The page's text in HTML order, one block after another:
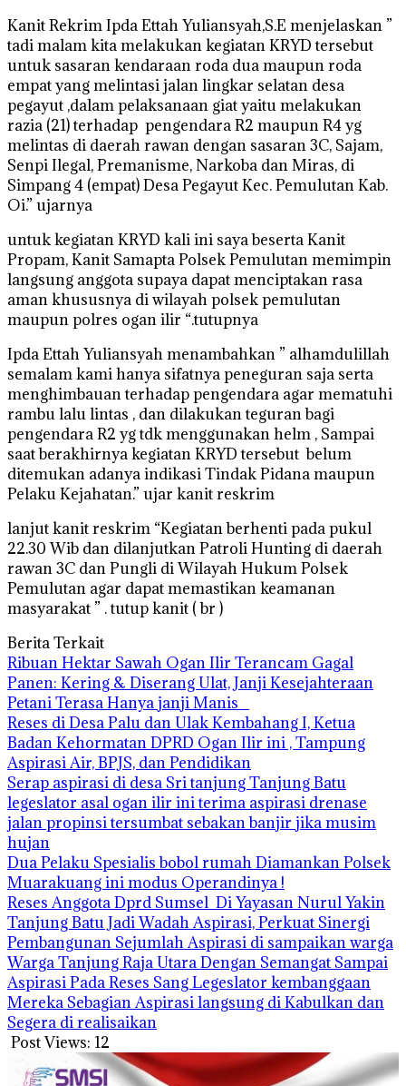
Kanit Rekrim Ipda Ettah Yuliansyah,S.E menjelaskan ”
tadi malam kita melakukan kegiatan KRYD tersebut
untuk sasaran kendaraan roda dua maupun roda
empat yang melintasi jalan lingkar selatan desa
pegayut ,dalam pelaksanaan giat yaitu melakukan
razia (21) terhadap pengendara R2 maupun R4 yg
melintas di daerah rawan dengan sasaran 3C, Sajam,
Senpi Ilegal, Premanisme, Narkoba dan Miras, di
Simpang 4 (empat) Desa Pegayut Kec. Pemulutan Kab.
Oi.” ujarnya
untuk kegiatan KRYD kali ini saya beserta Kanit
Propam, Kanit Samapta Polsek Pemulutan memimpin
langsung anggota supaya dapat menciptakan rasa
aman khususnya di wilayah polsek pemulutan
maupun polres ogan ilir “.tutupnya
Ipda Ettah Yuliansyah menambahkan ” alhamdulillah
semalam kami hanya sifatnya peneguran saja serta
menghimbauan terhadap pengendara agar mematuhi
rambu lalu lintas , dan dilakukan teguran bagi
pengendara R2 yg tdk menggunakan helm , Sampai
saat berakhirnya kegiatan KRYD tersebut belum
ditemukan adanya indikasi Tindak Pidana maupun
Pelaku Kejahatan.” ujar kanit reskrim
lanjut kanit reskrim “Kegiatan berhenti pada pukul
22.30 Wib dan dilanjutkan Patroli Hunting di daerah
rawan 3C dan Pungli di Wilayah Hukum Polsek
Pemulutan agar dapat memastikan keamanan
masyarakat ” . tutup kanit ( br )
Berita Terkait
Ribuan Hektar Sawah Ogan Ilir Terancam Gagal
Panen: Kering & Diserang Ulat, Janji Kesejahteraan
Petani Terasa Hanya janji Manis
Reses di Desa Palu dan Ulak Kembahang I, Ketua
Badan Kehormatan DPRD Ogan Ilir ini , Tampung
Aspirasi Air, BPJS, dan Pendidikan
Serap aspirasi di desa Sri tanjung Tanjung Batu
legeslator asal ogan ilir ini terima aspirasi drenase
jalan propinsi tersumbat sebakan banjir jika musim
hujan
Dua Pelaku Spesialis bobol rumah Diamankan Polsek
Muarakuang ini modus Operandinya !
Reses Anggota Dprd Sumsel Di Yayasan Nurul Yakin
Tanjung Batu Jadi Wadah Aspirasi, Perkuat Sinergi
Pembangunan Sejumlah Aspirasi di sampaikan warga
Warga Tanjung Raja Utara Dengan Semangat Sampai
Aspirasi Pada Reses Sang Legeslator kembanggaan
Mereka Sebagian Aspirasi langsung di Kabulkan dan
Segera di realisaikan
Post Views: 12